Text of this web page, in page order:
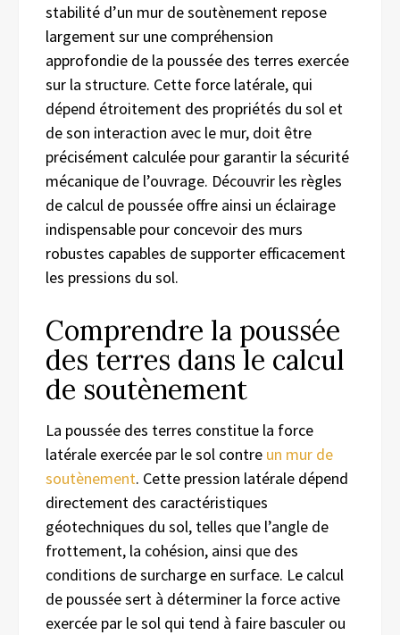
stabilité d’un mur de soutènement repose
largement sur une compréhension
approfondie de la poussée des terres exercée
sur la structure. Cette force latérale, qui
dépend étroitement des propriétés du sol et
de son interaction avec le mur, doit être
précisément calculée pour garantir la sécurité
mécanique de l’ouvrage. Découvrir les règles
de calcul de poussée offre ainsi un éclairage
indispensable pour concevoir des murs
robustes capables de supporter efficacement
les pressions du sol.
Comprendre la poussée
des terres dans le calcul
de soutènement
La poussée des terres constitue la force
latérale exercée par le sol contre un mur de
soutènement. Cette pression latérale dépend
directement des caractéristiques
géotechniques du sol, telles que l’angle de
frottement, la cohésion, ainsi que des
conditions de surcharge en surface. Le calcul
de poussée sert à déterminer la force active
exercée par le sol qui tend à faire basculer ou